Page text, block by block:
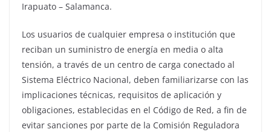
Irapuato – Salamanca.
Los usuarios de cualquier empresa o institución que
reciban un suministro de energía en media o alta
tensión, a través de un centro de carga conectado al
Sistema Eléctrico Nacional, deben familiarizarse con las
implicaciones técnicas, requisitos de aplicación y
obligaciones, establecidas en el Código de Red, a fin de
evitar sanciones por parte de la Comisión Reguladora